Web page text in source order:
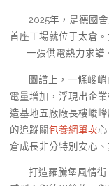
2025年，是德國
首座工場就位于太倉
——一張供電熱力求譜
圖譜上，一條峻
電量增加，浮現出企
造基地五廠廠長樓峻
的追蹤關包養網單次
倉成長非分特別安心
打造羅騰堡風情